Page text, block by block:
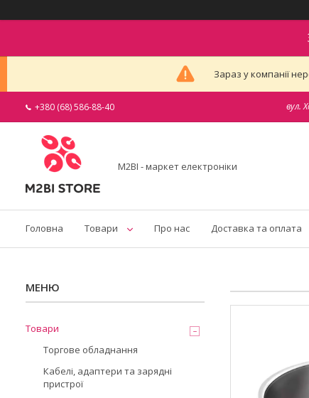
Зараз у компанії
+380 (68) 586-88-40 вул.
M2BI - маркет електроніки
Головна Товари Про нас Доставка та оплата
Товари
Торгове обладнання
Кабелі, адаптери та зарядні
пристрої